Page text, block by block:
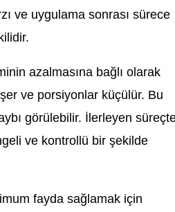
ve uygulama sonrası sürece
azalmasına bağlı olarak
ve porsiyonlar küçülür. Bu
görülebilir. İlerleyen
ve kontrollü bir şekilde
fayda sağlamak için